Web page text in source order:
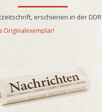
erschienen in der DDR
Originalexemplar!